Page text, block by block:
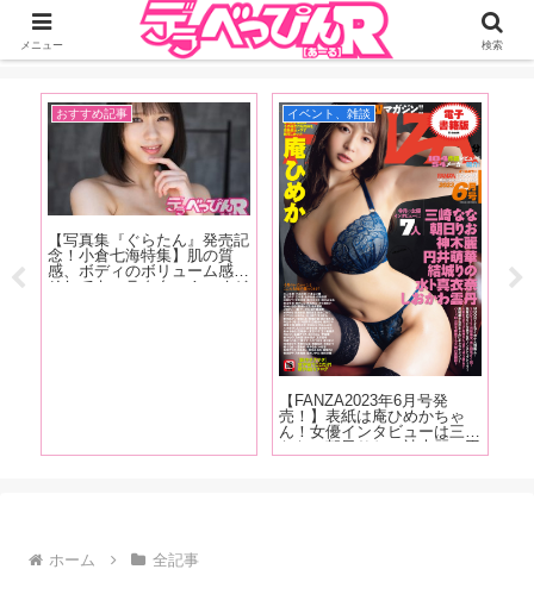
ジーオーティーが運営するちょっとHなニュースサイ。サイト内のリンクには
DMMアフィリエイトが含まれているものがあります
おすすめ記事
【写真集『ぐらたん』発売記
念！小倉七海特集】肌の質
感、ボディのボリューム感、
そしてキャラクター！ オジ
イベント、雑談
【FANZA2023年6月号発
売！】表紙は庵ひめかちゃ
ん！女優インタビューは三崎
なな、朝日りお、神木麗、円
し
ュ
ホーム 全記事
メニュー 検索